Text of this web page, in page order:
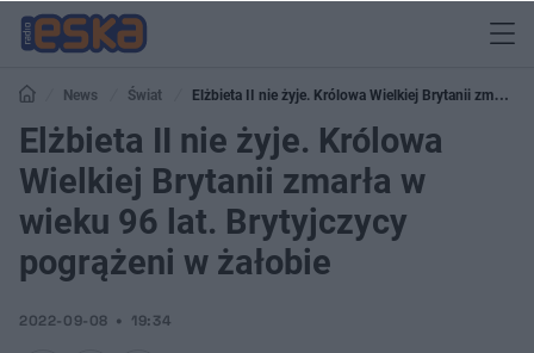
News Świat
Elżbieta II nie żyje. Królowa Wielkiej Brytanii zmarła
w wieku 96 lat. Brytyjczycy pogrążeni w żałobie
Elżbieta II nie żyje. Królowa
Wielkiej Brytanii zmarła w
wieku 96 lat. Brytyjczycy
pogrążeni w żałobie
2022-09-08 19:34